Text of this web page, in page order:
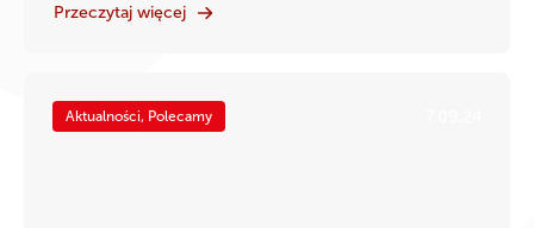
Przeczytaj więcej
Aktualności, Polecamy